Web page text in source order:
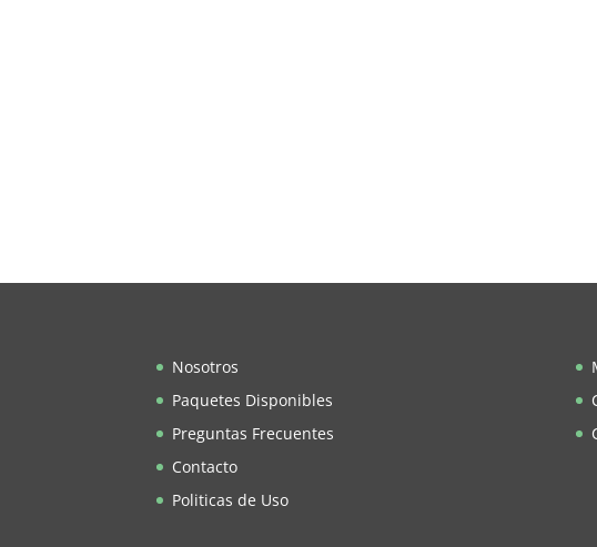
Nosotros
Paquetes Disponibles
Preguntas Frecuentes
Contacto
Politicas de Uso